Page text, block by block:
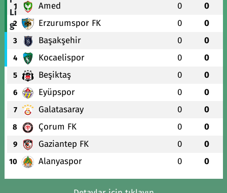
1 Amed 0 0
2 Erzurumspor FK 0 0
3 Başakşehir 0 0
4 Kocaelispor 0 0
5 Beşiktaş 0 0
6 Eyüpspor 0 0
7 Galatasaray 0 0
8 Çorum FK 0 0
9 Gaziantep FK 0 0
10 Alanyaspor 0 0